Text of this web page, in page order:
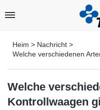
Heim > Nachricht >
Welche verschiedenen
Welche
Kontrollwaagen